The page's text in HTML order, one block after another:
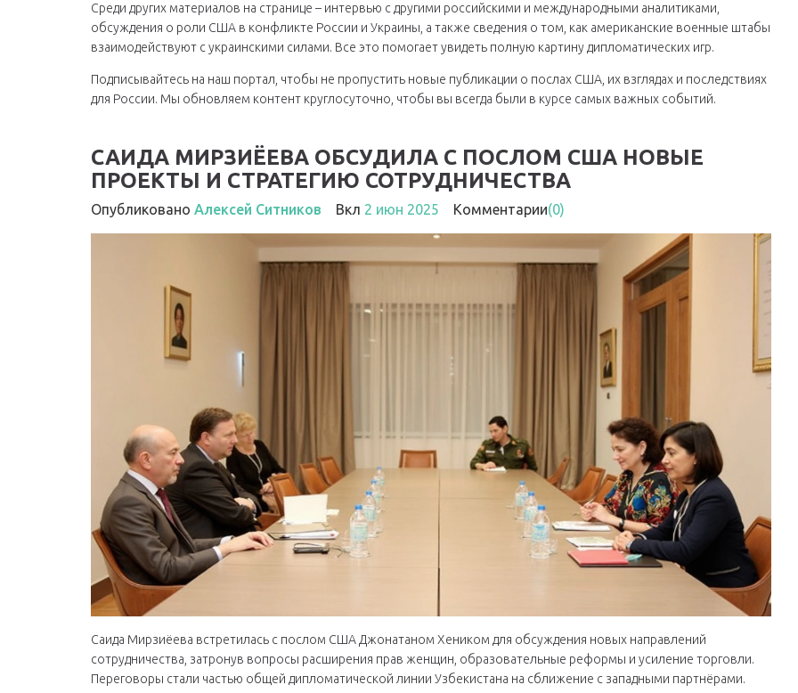
Среди других материалов на странице – интервью с другими российскими и международными аналитиками,
обсуждения о роли США в конфликте России и Украины, а также сведения о том, как американские военные штабы
взаимодействуют с украинскими силами. Все это помогает увидеть полную картину дипломатических игр.
Подписывайтесь на наш портал, чтобы не пропустить новые публикации о послах США, их взглядах и последствиях
для России. Мы обновляем контент круглосуточно, чтобы вы всегда были в курсе самых важных событий.
САИДА МИРЗИЁЕВА ОБСУДИЛА С ПОСЛОМ США НОВЫЕ
ПРОЕКТЫ И СТРАТЕГИЮ СОТРУДНИЧЕСТВА
Опубликовано Алексей Ситников Вкл 2 июн 2025 Комментарии(0)
Саида Мирзиёева встретилась с послом США Джонатаном Хеником для обсуждения новых направлений
сотрудничества, затронув вопросы расширения прав женщин, образовательные реформы и усиление торговли.
Переговоры стали частью общей дипломатической линии Узбекистана на сближение с западными партнёрами.